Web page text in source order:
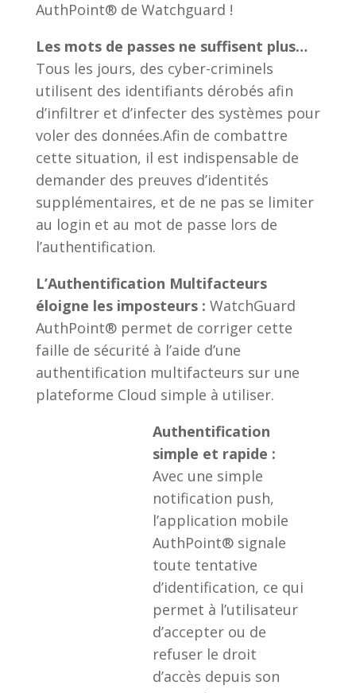
AuthPoint® de Watchguard !
Les mots de passes ne suffisent plus…
Tous les jours, des cyber-criminels
utilisent des identifiants dérobés afin
d’infiltrer et d’infecter des systèmes pour
voler des données.Afin de combattre
cette situation, il est indispensable de
demander des preuves d’identités
supplémentaires, et de ne pas se limiter
au login et au mot de passe lors de
l’authentification.
L’Authentification Multifacteurs
éloigne les imposteurs : WatchGuard
AuthPoint® permet de corriger cette
faille de sécurité à l’aide d’une
authentification multifacteurs sur une
plateforme Cloud simple à utiliser.
Authentification
simple et rapide :
Avec une simple
notification push,
l’application mobile
AuthPoint® signale
toute tentative
d’identification, ce qui
permet à l’utilisateur
d’accepter ou de
refuser le droit
d’accès depuis son